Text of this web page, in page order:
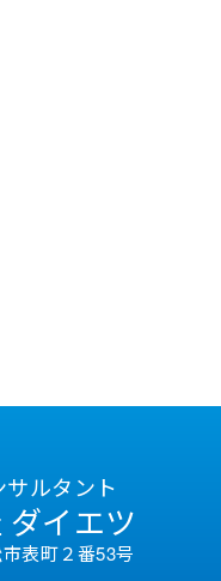
ルタント
イエツ
表町２番53号